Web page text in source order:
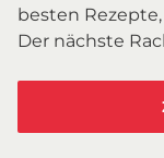
besten
Der nächste